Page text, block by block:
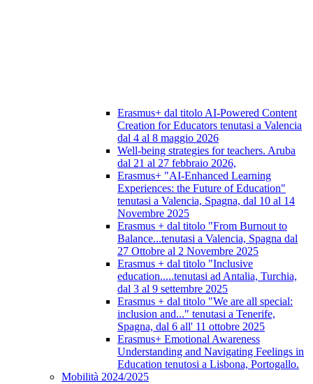
Erasmus+ dal titolo AI-Powered Content
Creation for Educators tenutasi a Valencia
dal 4 al 8 maggio 2026
Well-being strategies for teachers. Aruba
dal 21 al 27 febbraio 2026,
Erasmus+ "AI-Enhanced Learning
Experiences: the Future of Education"
tenutasi a Valencia, Spagna, dal 10 al 14
Novembre 2025
Erasmus + dal titolo "From Burnout to
Balance...tenutasi a Valencia, Spagna dal
27 Ottobre al 2 Novembre 2025
Erasmus + dal titolo "Inclusive
education.....tenutasi ad Antalia, Turchia,
dal 3 al 9 settembre 2025
Erasmus + dal titolo "We are all special:
inclusion and..." tenutasi a Tenerife,
Spagna, dal 6 all' 11 ottobre 2025
Erasmus+ Emotional Awareness
Understanding and Navigating Feelings in
Education tenutosi a Lisbona, Portogallo.
Mobilità 2024/2025